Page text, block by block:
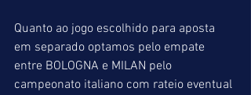
Quanto ao jogo escolhido para aposta
em separado optamos pelo empate
entre BOLOGNA e MILAN pelo
campeonato italiano com rateio eventual